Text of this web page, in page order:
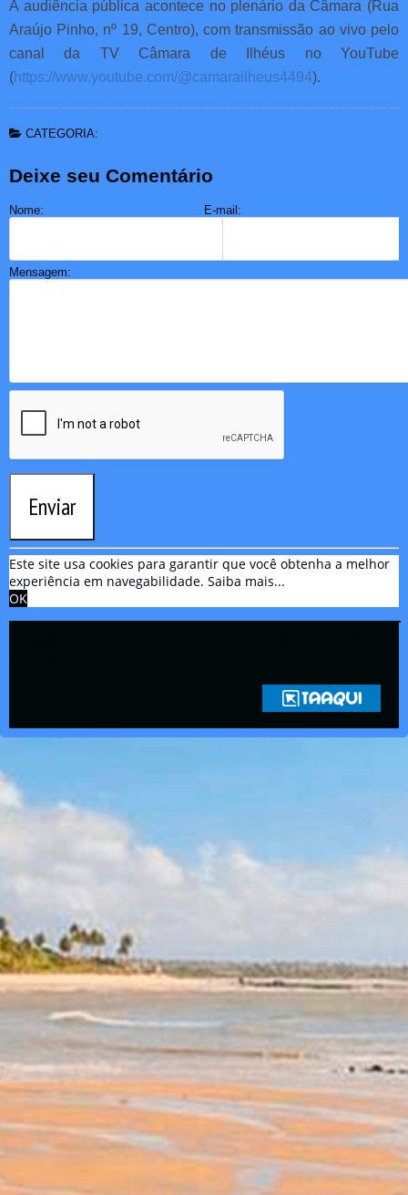
A audiência pública acontece no plenário da Câmara (Rua
Araújo Pinho, nº 19, Centro), com transmissão ao vivo pelo
canal da TV Câmara de Ilhéus no YouTube
(https://www.youtube.com/@camarailheus4494).
CATEGORIA:
Deixe seu Comentário
Nome: E-mail:
Mensagem:
Enviar
Este site usa cookies para garantir que você obtenha a melhor
experiência em navegabilidade. Saiba mais...
OK